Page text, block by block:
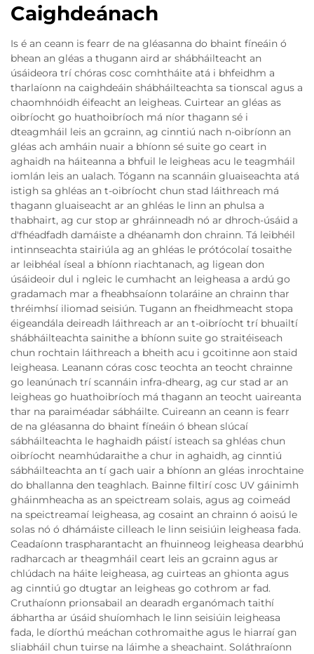
Caighdeánach
Is é an ceann is fearr de na gléasanna do bhaint fíneáin ó
bhean an gléas a thugann aird ar shábháilteacht an
úsáideora trí chóras cosc comhtháite atá i bhfeidhm a
tharlaíonn na caighdeáin shábháilteachta sa tionscal agus a
chaomhnóidh éifeacht an leigheas. Cuirtear an gléas as
oibríocht go huathoibríoch má níor thagann sé i
dteagmháil leis an gcrainn, ag cinntiú nach n-oibríonn an
gléas ach amháin nuair a bhíonn sé suite go ceart in
aghaidh na háiteanna a bhfuil le leigheas acu le teagmháil
iomlán leis an ualach. Tógann na scannáin gluaiseachta atá
istigh sa ghléas an t-oibríocht chun stad láithreach má
thagann gluaiseacht ar an ghléas le linn an phulsa a
thabhairt, ag cur stop ar ghráinneadh nó ar dhroch-úsáid a
d'fhéadfadh damáiste a dhéanamh don chrainn. Tá leibhéil
intinnseachta stairiúla ag an ghléas le prótócolaí tosaithe
ar leibhéal íseal a bhíonn riachtanach, ag ligean don
úsáideoir dul i ngleic le cumhacht an leigheasa a ardú go
gradamach mar a fheabhsaíonn tolaráine an chrainn thar
thréimhsí iliomad seisiún. Tugann an fheidhmeacht stopa
éigeandála deireadh láithreach ar an t-oibríocht trí bhuailtí
shábháilteachta sainithe a bhíonn suite go straitéiseach
chun rochtain láithreach a bheith acu i gcoitinne aon staid
leigheasa. Leanann córas cosc teochta an teocht chrainne
go leanúnach trí scannáin infra-dhearg, ag cur stad ar an
leigheas go huathoibríoch má thagann an teocht uaireanta
thar na paraiméadar sábháilte. Cuireann an ceann is fearr
de na gléasanna do bhaint fíneáin ó bhean slúcaí
sábháilteachta le haghaidh páistí isteach sa ghléas chun
oibríocht neamhúdaraithe a chur in aghaidh, ag cinntiú
sábháilteachta an tí gach uair a bhíonn an gléas inrochtaine
do bhallanna den teaghlach. Bainne filtirí cosc UV gáinimh
gháinmheacha as an speictream solais, agus ag coimeád
na speictreamaí leigheasa, ag cosaint an chrainn ó aoisú le
solas nó ó dhámáiste cilleach le linn seisiúin leigheasa fada.
Ceadaíonn traspharantacht an fhuinneog leigheasa dearbhú
radharcach ar theagmháil ceart leis an gcrainn agus ar
chlúdach na háite leigheasa, ag cuirteas an ghionta agus
ag cinntiú go dtugtar an leigheas go cothrom ar fad.
Cruthaíonn prionsabail an dearadh erganómach taithí
ábhartha ar úsáid shuíomhach le linn seisiúin leigheasa
fada, le díorthú meáchan cothromaithe agus le hiarraí gan
sliabháil chun tuirse na láimhe a sheachaint. Soláthraíonn